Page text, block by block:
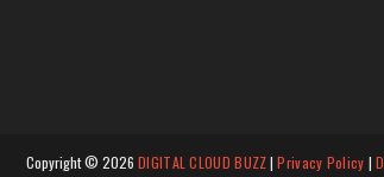
Copyright © 2026 DIGITAL CLOUD BUZZ|Privacy Policy |